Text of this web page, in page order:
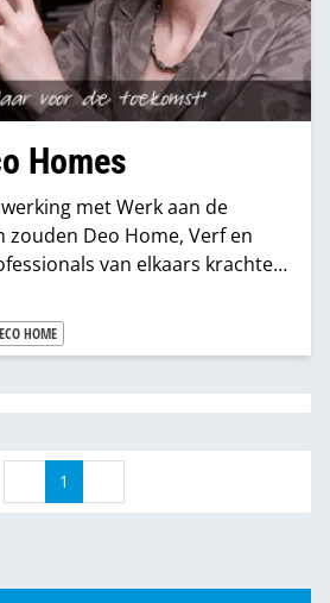
Homes
met Werk aan de
zouden Deo Home, Verf en
van elkaars krachten
HOME
1